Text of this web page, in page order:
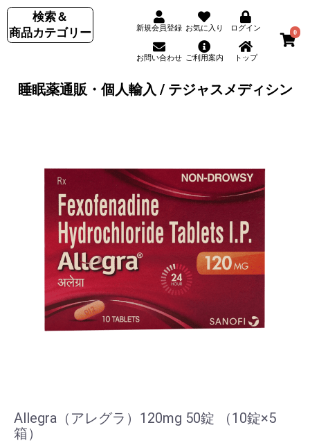
検索＆
商品カテゴリー
新規会員登録 お気に入り ログイン
お問い合わせ ご利用案内 トップ
0
睡眠薬通販・個人輸入 / テジャスメディシン
Allegra（アレグラ）120mg 50錠 （10錠×5
箱）